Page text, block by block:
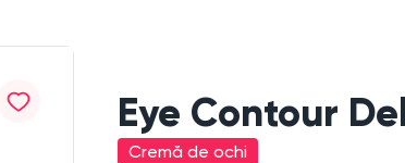
Eye Contour
Cremă de ochi